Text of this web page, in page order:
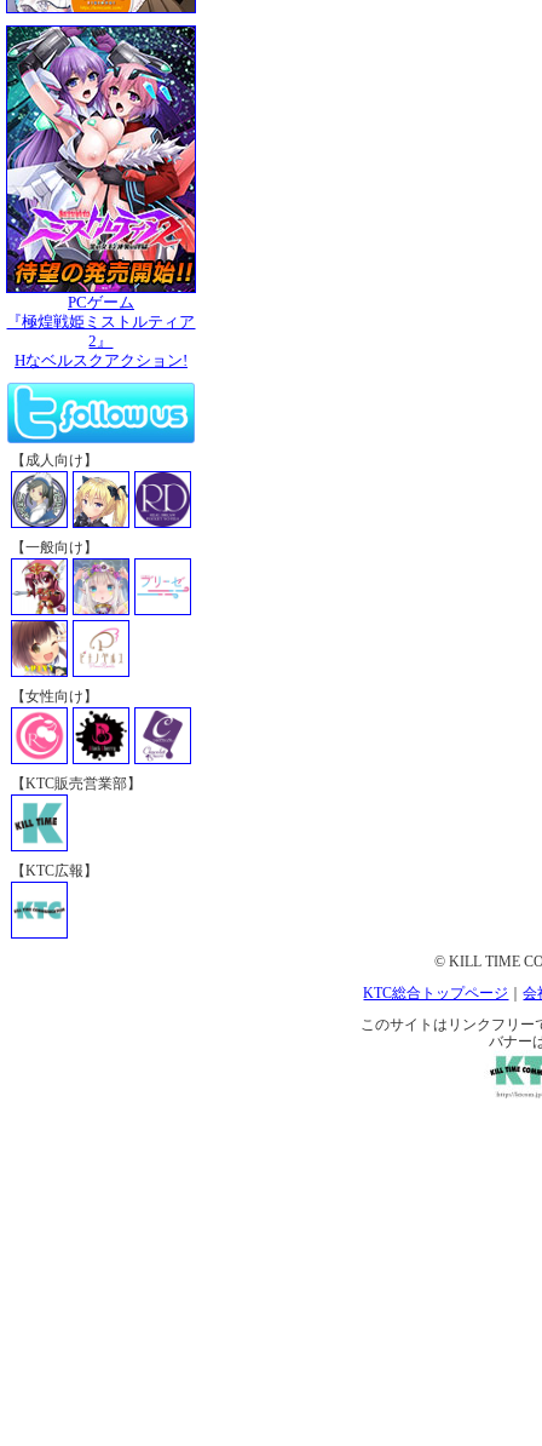
PCゲーム
『極煌戦姫ミストルティア
2』
Hなベルスクアクション!
【成人向け】
【一般向け】
【女性向け】
【KTC販売営業部】
【KTC広報】
© KILL TIME
KTC総合トップページ
｜会
このサイトはリンクフリー
バナー